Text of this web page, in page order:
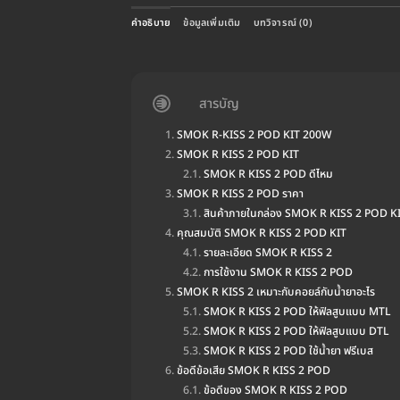
คำอธิบาย ข้อมูลเพิ่มเติม บทวิจารณ์ (0)
สารบัญ
SMOK R-KISS 2 POD KIT 200W
SMOK R KISS 2 POD KIT
SMOK R KISS 2 POD ดีไหม
SMOK R KISS 2 POD ราคา
สินค้าภายในกล่อง SMOK R KISS 2 POD
คุณสมบัติ SMOK R KISS 2 POD KIT
รายละเอียด SMOK R KISS 2
การใช้งาน SMOK R KISS 2 POD
SMOK R KISS 2 เหมาะกับคอยล์กับน้ำยาอะไร
SMOK R KISS 2 POD ให้ฟิลสูบแบบ MTL
SMOK R KISS 2 POD ให้ฟิลสูบแบบ DTL
SMOK R KISS 2 POD ใช้น้ำยา ฟรีเบส
ข้อดีข้อเสีย SMOK R KISS 2 POD
ข้อดีของ SMOK R KISS 2 POD